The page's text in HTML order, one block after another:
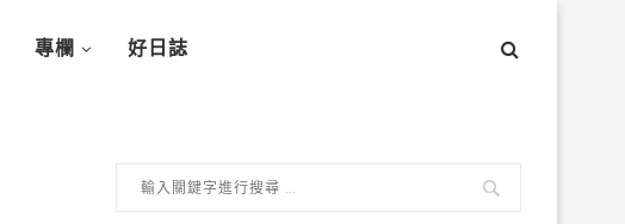
專欄 好日誌